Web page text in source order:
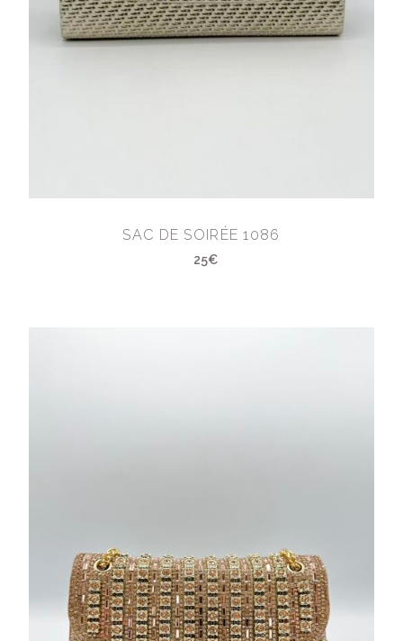
SAC DE SOIRÉE 1086
25€